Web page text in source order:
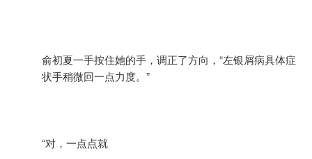
俞初夏一手按住她的手，调正了方向，“左银屑病具体症
状手稍微回一点力度。”
“对，一点点就